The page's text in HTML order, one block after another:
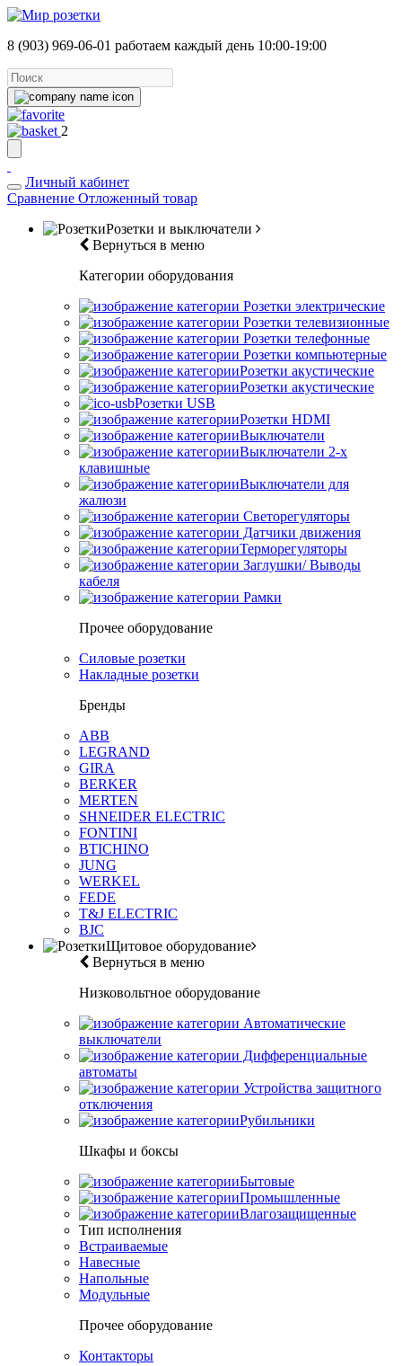
8 (903) 969-06-01 работаем каждый день 10:00-19:00
2
Личный кабинет
Сравнение Отложенный товар
Розетки и выключатели
Вернуться в меню
Категории оборудования
Розетки электрические
Розетки телевизионные
Розетки телефонные
Розетки компьютерные
Розетки акустические
Розетки акустические
Розетки USB
Розетки HDMI
Выключатели
Выключатели 2-х
клавишные
Выключатели для
жалюзи
Светорегуляторы
Датчики движения
Терморегуляторы
Заглушки/ Выводы
кабеля
Рамки
Прочее оборудование
Силовые розетки
Накладные розетки
Бренды
ABB
LEGRAND
GIRA
BERKER
MERTEN
SHNEIDER ELECTRIC
FONTINI
BTICHINO
JUNG
WERKEL
FEDE
T&J ELECTRIC
BJC
Щитовое оборудование
Вернуться в меню
Низковольтное оборудование
Автоматические
выключатели
Дифференциальные
автоматы
Устройства защитного
отключения
Рубильники
Шкафы и боксы
Бытовые
Промышленные
Влагозащищенные
Тип исполнения
Встраиваемые
Навесные
Напольные
Модульные
Прочее оборудование
Контакторы